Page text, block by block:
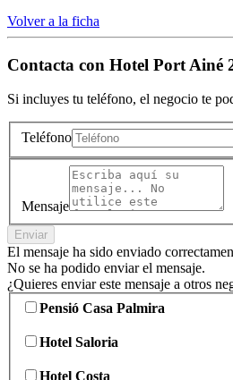
Volver a la ficha
Contacta con Hotel Port Ainé
Si incluyes tu teléfono, el negocio te
Teléfono
Mensaje
Enviar
El mensaje ha sido enviado
No se ha podido enviar el mensaje.
¿Quieres enviar este mensaje a otros
Pensió Casa Palmira
Hotel Saloria
Hotel Costa